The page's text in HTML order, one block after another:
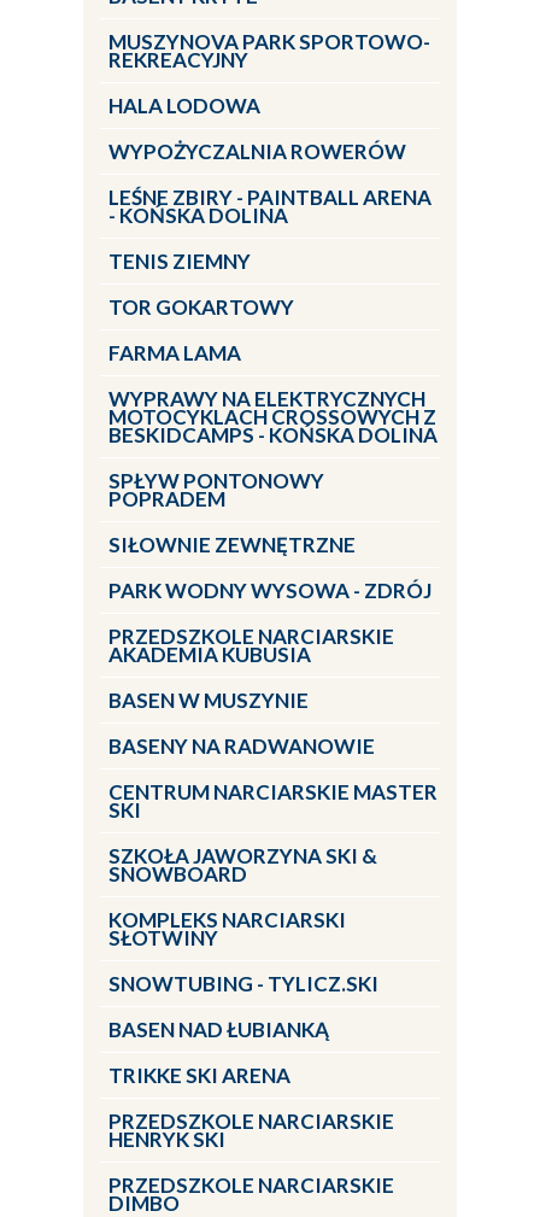
MUSZYNOVA PARK SPORTOWO-
REKREACYJNY
HALA LODOWA
WYPOŻYCZALNIA ROWERÓW
LEŚNE ZBIRY - PAINTBALL ARENA
- KOŃSKA DOLINA
TENIS ZIEMNY
TOR GOKARTOWY
FARMA LAMA
WYPRAWY NA ELEKTRYCZNYCH
MOTOCYKLACH CROSSOWYCH Z
BESKIDCAMPS - KOŃSKA DOLINA
SPŁYW PONTONOWY
POPRADEM
SIŁOWNIE ZEWNĘTRZNE
PARK WODNY WYSOWA - ZDRÓJ
PRZEDSZKOLE NARCIARSKIE
AKADEMIA KUBUSIA
BASEN W MUSZYNIE
BASENY NA RADWANOWIE
CENTRUM NARCIARSKIE MASTER
SKI
SZKOŁA JAWORZYNA SKI &
SNOWBOARD
KOMPLEKS NARCIARSKI
SŁOTWINY
SNOWTUBING - TYLICZ.SKI
BASEN NAD ŁUBIANKĄ
TRIKKE SKI ARENA
PRZEDSZKOLE NARCIARSKIE
HENRYK SKI
PRZEDSZKOLE NARCIARSKIE
DIMBO